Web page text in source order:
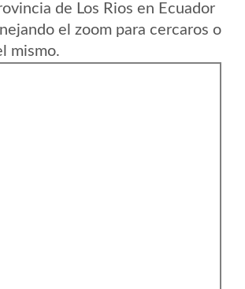
de Los Rios en Ecuador
el zoom para cercaros o
mismo.